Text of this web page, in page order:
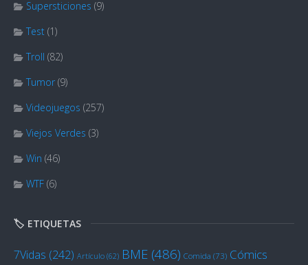
Supersticiones (9)
Test (1)
Troll (82)
Tumor (9)
Videojuegos (257)
Viejos Verdes (3)
Win (46)
WTF (6)
🏷️ ETIQUETAS
7Vidas (242) Artículo (62) BME (486) Comida (73) Cómics